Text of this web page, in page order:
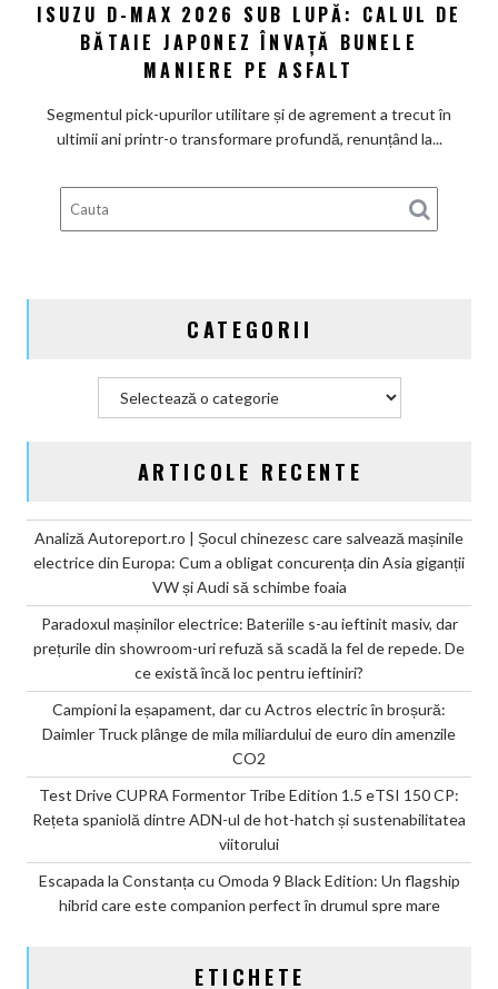
D-
sub
lupă:
bătaie
japonez
ISUZU D-MAX 2026 SUB LUPĂ: CALUL DE
BĂTAIE JAPONEZ ÎNVAȚĂ BUNELE
MANIERE PE ASFALT
Segmentul pick-upurilor utilitare și de agrement a trecut în
ultimii ani printr-o transformare profundă, renunțând la...
CATEGORII
ARTICOLE RECENTE
Analiză Autoreport.ro | Șocul chinezesc care salvează mașinile
electrice din Europa: Cum a obligat concurența din Asia giganții
VW și Audi să schimbe foaia
Paradoxul mașinilor electrice: Bateriile s-au ieftinit masiv, dar
prețurile din showroom-uri refuză să scadă la fel de repede. De
ce există încă loc pentru ieftiniri?
Campioni la eșapament, dar cu Actros electric în broșură:
Daimler Truck plânge de mila miliardului de euro din amenzile
CO2
Test Drive CUPRA Formentor Tribe Edition 1.5 eTSI 150 CP:
Rețeta spaniolă dintre ADN-ul de hot-hatch și sustenabilitatea
viitorului
Escapada la Constanța cu Omoda 9 Black Edition: Un flagship
hibrid care este companion perfect în drumul spre mare
ETICHETE